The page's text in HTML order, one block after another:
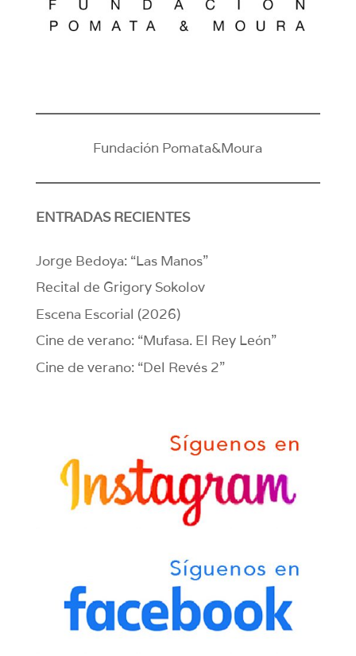
Fundación Pomata&Moura
ENTRADAS RECIENTES
Jorge Bedoya: “Las Manos”
Recital de Grigory Sokolov
Escena Escorial (2026)
Cine de verano: “Mufasa. El Rey León”
Cine de verano: “Del Revés 2”